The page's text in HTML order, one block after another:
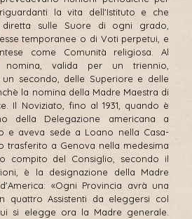
la vita dell'Istituto e che
sulle Suore di ogni grado,
temporanee o di Voti perpetui, e
come Comunità religiosa. Al
nomina, valida per un triennio,
secondo, delle Superiore e delle
la nomina della Madre Maestra di
Il Noviziato, fino al 1931, quando è
della Delegazione americana a
e aveva sede a Loano nella Casa-
trasferito a Genova nella medesima
compito del Consiglio, secondo il
è la designazione della Madre
«Ogni Provincia avrà una
quattro Assistenti da eleggersi col
si elegge ora la Madre generale.